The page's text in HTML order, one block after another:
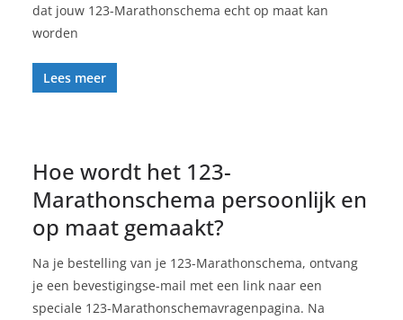
dat jouw 123-Marathonschema echt op maat kan
worden
Lees meer
Hoe wordt het 123-
Marathonschema persoonlijk en
op maat gemaakt?
Na je bestelling van je 123-Marathonschema, ontvang
je een bevestigingse-mail met een link naar een
speciale 123-Marathonschemavragenpagina. Na